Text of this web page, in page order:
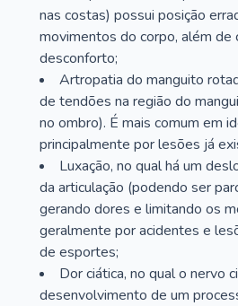
nas costas) possui posição
movimentos do corpo, além de
desconforto;
Artropatia do manguito
de tendões na região do
no ombro). É mais comum em
principalmente por lesões já
Luxação, no qual há um
da articulação (podendo ser
gerando dores e limitando os
geralmente por acidentes e
de esportes;
Dor ciática, no qual o nervo
desenvolvimento de um